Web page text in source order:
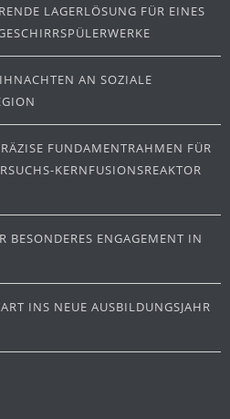
LAGERLÖSUNG FÜR EINES
AN SOZIALE
FUNDAMENTRAHMEN FÜR
KERNFUSIONSREAKTOR
BESONDERES ENGAGEMENT IN
INS NEUE AUSBILDUNGSJAHR